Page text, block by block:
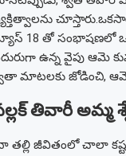
చూస్తారు.
18 తో సంభాషణలో
ఉన్న వైపు ఆమె
మాటలకు జోడించి,
తివారీ అమ్మ
తల్లి జీవితంలో చాలా